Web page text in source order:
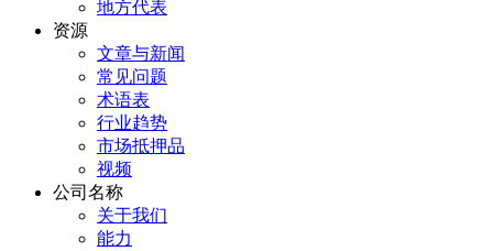
地方代表
资源
文章与新闻
常见问题
术语表
行业趋势
市场抵押品
视频
公司名称
关于我们
能力